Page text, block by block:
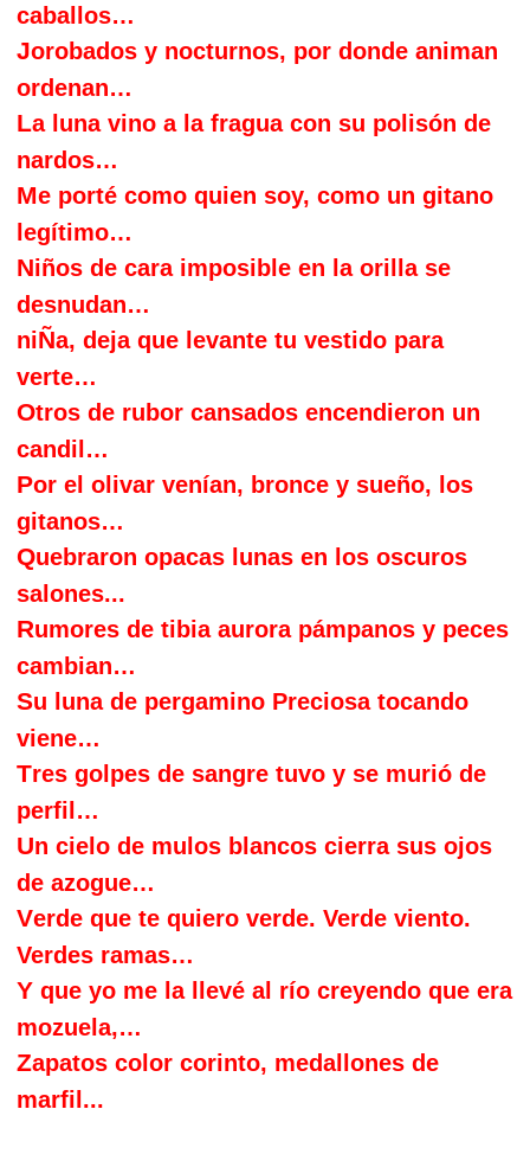
caballos…
Jorobados y nocturnos, por donde animan
ordenan…
La luna vino a la fragua con su polisón de
nardos…
Me porté como quien soy, como un gitano
legítimo…
Niños de cara imposible en la orilla se
desnudan…
niÑa, deja que levante tu vestido para
verte…
Otros de rubor cansados encendieron un
candil…
Por el olivar venían, bronce y sueño, los
gitanos…
Quebraron opacas lunas en los oscuros
salones...
Rumores de tibia aurora pámpanos y peces
cambian…
Su luna de pergamino Preciosa tocando
viene…
Tres golpes de sangre tuvo y se murió de
perfil…
Un cielo de mulos blancos cierra sus ojos
de azogue…
Verde que te quiero verde. Verde viento.
Verdes ramas…
Y que yo me la llevé al río creyendo que era
mozuela,…
Zapatos color corinto, medallones de
marfil...